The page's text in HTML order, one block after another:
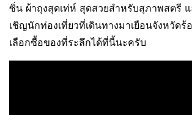
ซิ่น ผ้าถุงสุดเท่ห์ สุดสวยสำหรับสุภาพสตรี
เชิญนักท่องเที่ยวที่เดินทางมาเยือนจังหวัดร้
เลือกซื้อของที่ระลึกได้ที่นี้นะครับ